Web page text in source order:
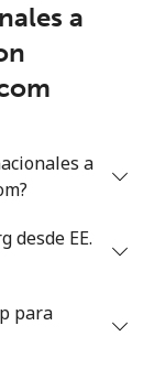
⁦$10⁩
⁦$10⁩
⁦$10⁩
a
a
desde EE.
para